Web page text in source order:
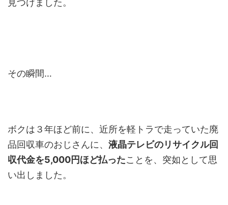
見つけました。
その瞬間…
ボクは３年ほど前に、近所を軽トラで走っていた廃
品回収車のおじさんに、 液晶テレビのリサイクル回
収代金を5,000円ほど払ったことを、突如として思
い出しました。